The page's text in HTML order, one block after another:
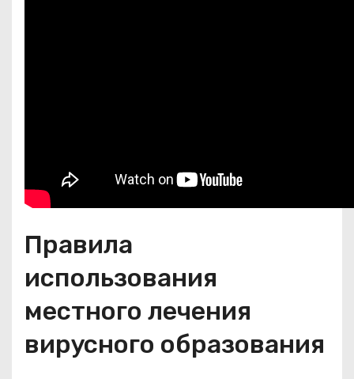
Правила
использования
местного лечения
вирусного образования